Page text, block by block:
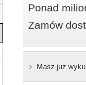
Ponad
Zamów
Masz już